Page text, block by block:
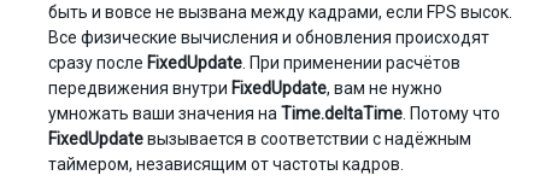
быть и вовсе не вызвана между кадрами, если FPS высок.
Все физические вычисления и обновления происходят
сразу после FixedUpdate . При применении расчётов
передвижения внутри FixedUpdate, вам не нужно
умножать ваши значения на Time.deltaTime . Потому что
FixedUpdateвызывается в соответствии с надёжным
таймером, независящим от частоты кадров.